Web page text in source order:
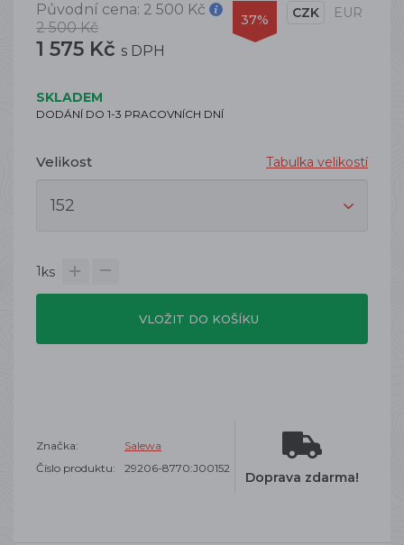
Původní cena: 2 500 Kč
2 500 Kč
1 575 Kč s DPH
37% CZK EUR
SKLADEM
DODÁNÍ DO 1-3 PRACOVNÍCH DNÍ
Velikost Tabulka velikostí
1ks
VLOŽIT DO KOŠÍKU
Značka:
Salewa
Číslo produktu:
29206-8770:J00152
Doprava zdarma!